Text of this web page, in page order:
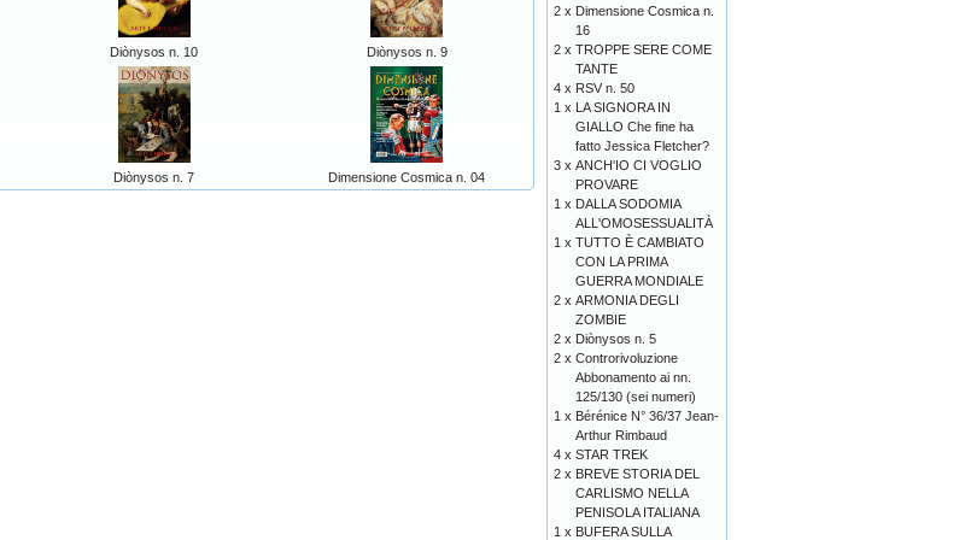
Diònysos n. 10 Diònysos n. 9
Diònysos n. 7 Dimensione Cosmica n. 04
2 x Dimensione Cosmica n.
16
2 x TROPPE SERE COME
TANTE
4 x RSV n. 50
1 x LA SIGNORA IN
GIALLO Che fine ha
fatto Jessica Fletcher?
3 x ANCH'IO CI VOGLIO
PROVARE
1 x DALLA SODOMIA
ALL'OMOSESSUALITÀ
1 x TUTTO È CAMBIATO
CON LA PRIMA
GUERRA MONDIALE
2 x ARMONIA DEGLI
ZOMBIE
2 x Diònysos n. 5
2 x Controrivoluzione
Abbonamento ai nn.
125/130 (sei numeri)
1 x Bérénice N° 36/37 Jean-
Arthur Rimbaud
4 x STAR TREK
2 x BREVE STORIA DEL
CARLISMO NELLA
PENISOLA ITALIANA
1 x BUFERA SULLA